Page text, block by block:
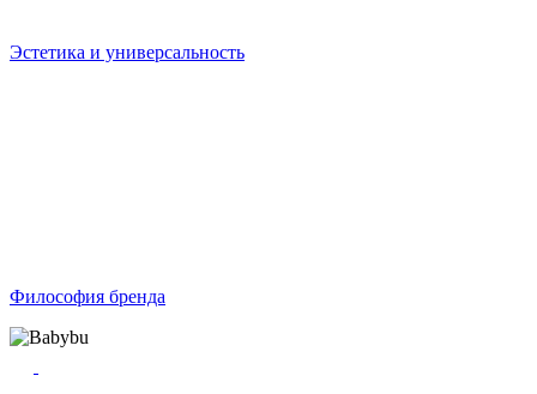
Эстетика и универсальность
Философия бренда